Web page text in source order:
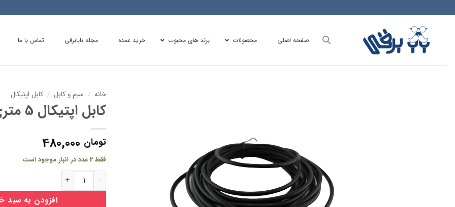
to
content
صفحه اصلی محصولات برند های محبوب خرید عمده مجله بابابرقی تماس با ما
خانه / سیم و کابل / کابل اپتیکال
کابل اپتیکال 5 متری
تومان
فقط 2 عدد در انبار موجود است
کابل اپتیکال 5 متری عدد
افزودن به سبد